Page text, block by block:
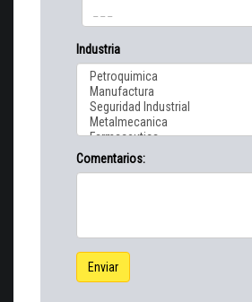
Industria
Comentarios:
Enviar